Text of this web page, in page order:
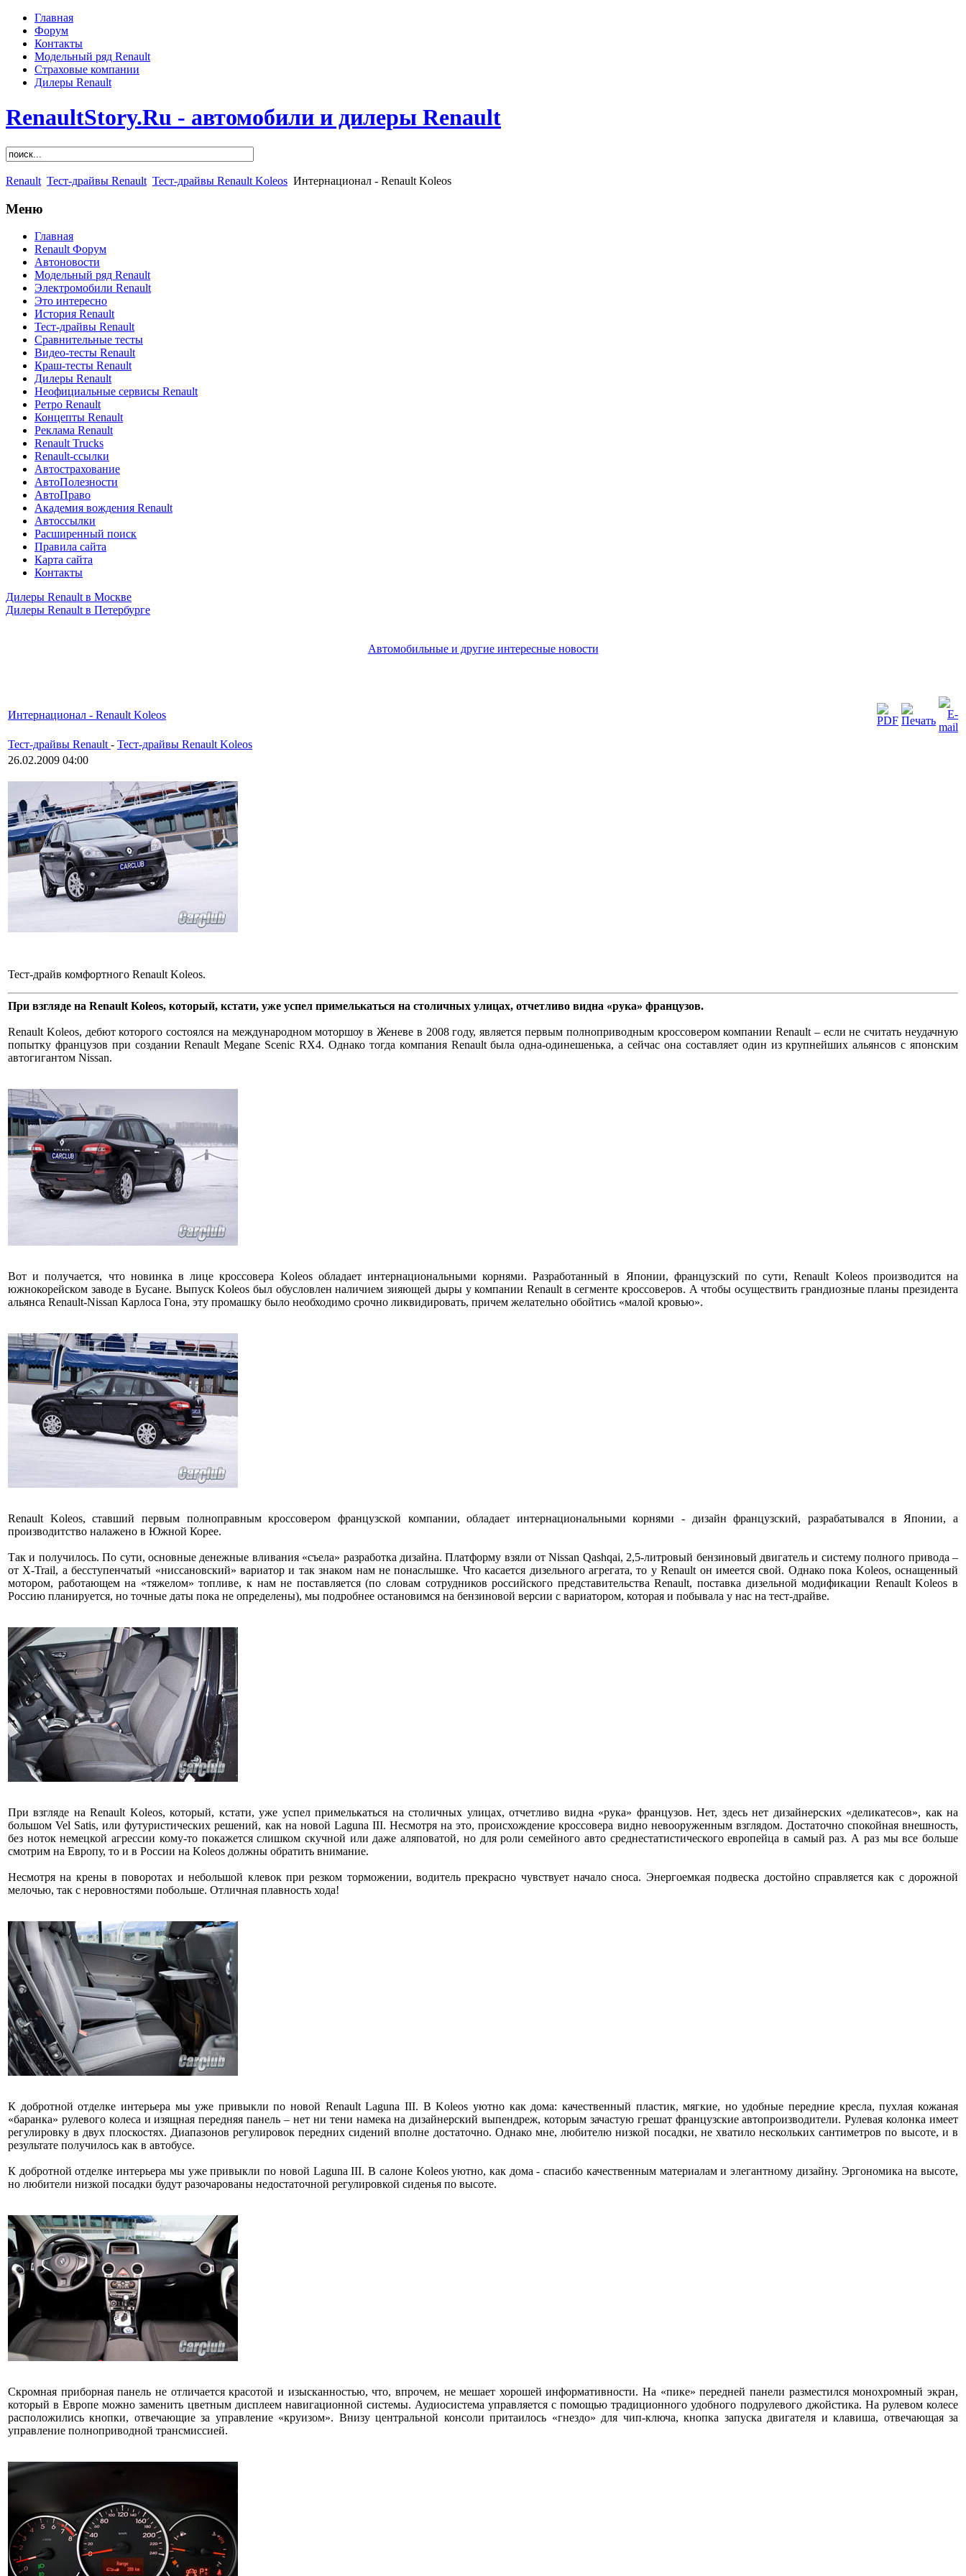
Главная
Форум
Контакты
Модельный ряд Renault
Страховые компании
Дилеры Renault
RenaultStory.Ru - автомобили и дилеры Renault
Renault Тест-драйвы Renault Тест-драйвы Renault Koleos Интернационал - Renault Koleos
Меню
Главная
Renault Форум
Автоновости
Модельный ряд Renault
Электромобили Renault
Это интересно
История Renault
Тест-драйвы Renault
Сравнительные тесты
Видео-тесты Renault
Краш-тесты Renault
Дилеры Renault
Неофициальные сервисы Renault
Ретро Renault
Концепты Renault
Реклама Renault
Renault Trucks
Renault-ссылки
Автострахование
АвтоПолезности
АвтоПраво
Академия вождения Renault
Автоссылки
Расширенный поиск
Правила сайта
Карта сайта
Контакты
Дилеры Renault в Москве
Дилеры Renault в Петербурге
Автомобильные и другие интересные новости
Интернационал - Renault Koleos
Тест-драйвы Renault - Тест-драйвы Renault Koleos
26.02.2009 04:00
Тест-драйв комфортного Renault Koleos.
При взгляде на Renault Koleos, который, кстати, уже успел примелькаться на столичных улицах, отчетливо видна «рука» французов.
Renault Koleos, дебют которого состоялся на международном моторшоу в Женеве в 2008 году, является первым полноприводным кроссовером компании Renault – если не считать неудачную
попытку французов при создании Renault Megane Scenic RX4. Однако тогда компания Renault была одна-одинешенька, а сейчас она составляет один из крупнейших альянсов с японским
автогигантом Nissan.
Вот и получается, что новинка в лице кроссовера Koleos обладает интернациональными корнями. Разработанный в Японии, французский по сути, Renault Koleos производится на
южнокорейском заводе в Бусане. Выпуск Koleos был обусловлен наличием зияющей дыры у компании Renault в сегменте кроссоверов. А чтобы осуществить грандиозные планы президента
альянса Renault-Nissan Карлоса Гона, эту промашку было необходимо срочно ликвидировать, причем желательно обойтись «малой кровью».
Renault Koleos, ставший первым полноправным кроссовером французской компании, обладает интернациональными корнями - дизайн французский, разрабатывался в Японии, а
производитство налажено в Южной Корее.
Так и получилось. По сути, основные денежные вливания «съела» разработка дизайна. Платформу взяли от Nissan Qashqai, 2,5-литровый бензиновый двигатель и систему полного привода –
от X-Trail, а бесступенчатый «ниссановский» вариатор и так знаком нам не понаслышке. Что касается дизельного агрегата, то у Renault он имеется свой. Однако пока Koleos, оснащенный
мотором, работающем на «тяжелом» топливе, к нам не поставляется (по словам сотрудников российского представительства Renault, поставка дизельной модификации Renault Koleos в
Россию планируется, но точные даты пока не определены), мы подробнее остановимся на бензиновой версии с вариатором, которая и побывала у нас на тест-драйве.
При взгляде на Renault Koleos, который, кстати, уже успел примелькаться на столичных улицах, отчетливо видна «рука» французов. Нет, здесь нет дизайнерских «деликатесов», как на
большом Vel Satis, или футуристических решений, как на новой Laguna III. Несмотря на это, происхождение кроссовера видно невооруженным взглядом. Достаточно спокойная внешность,
без ноток немецкой агрессии кому-то покажется слишком скучной или даже аляповатой, но для роли семейного авто среднестатистического европейца в самый раз. А раз мы все больше
смотрим на Европу, то и в России на Koleos должны обратить внимание.
Несмотря на крены в поворотах и небольшой клевок при резком торможении, водитель прекрасно чувствует начало сноса. Энергоемкая подвеска достойно справляется как с дорожной
мелочью, так с неровностями побольше. Отличная плавность хода!
К добротной отделке интерьера мы уже привыкли по новой Renault Laguna III. В Koleos уютно как дома: качественный пластик, мягкие, но удобные передние кресла, пухлая кожаная
«баранка» рулевого колеса и изящная передняя панель – нет ни тени намека на дизайнерский выпендреж, которым зачастую грешат французские автопроизводители. Рулевая колонка имеет
регулировку в двух плоскостях. Диапазонов регулировок передних сидений вполне достаточно. Однако мне, любителю низкой посадки, не хватило нескольких сантиметров по высоте, и в
результате получилось как в автобусе.
К добротной отделке интерьера мы уже привыкли по новой Laguna III. В салоне Koleos уютно, как дома - спасибо качественным материалам и элегантному дизайну. Эргономика на высоте,
но любители низкой посадки будут разочарованы недостаточной регулировкой сиденья по высоте.
Скромная приборная панель не отличается красотой и изысканностью, что, впрочем, не мешает хорошей информативности. На «пике» передней панели разместился монохромный экран,
который в Европе можно заменить цветным дисплеем навигационной системы. Аудиосистема управляется с помощью традиционного удобного подрулевого джойстика. На рулевом колесе
расположились кнопки, отвечающие за управление «круизом». Внизу центральной консоли притаилось «гнездо» для чип-ключа, кнопка запуска двигателя и клавиша, отвечающая за
управление полноприводной трансмиссией.